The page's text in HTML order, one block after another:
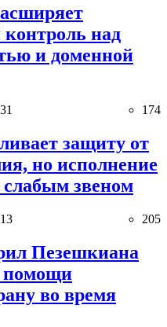
контроль над
и доменной
174
защиту от
но исполнение
слабым звеном
205
Пезешкиана
помощи
во время